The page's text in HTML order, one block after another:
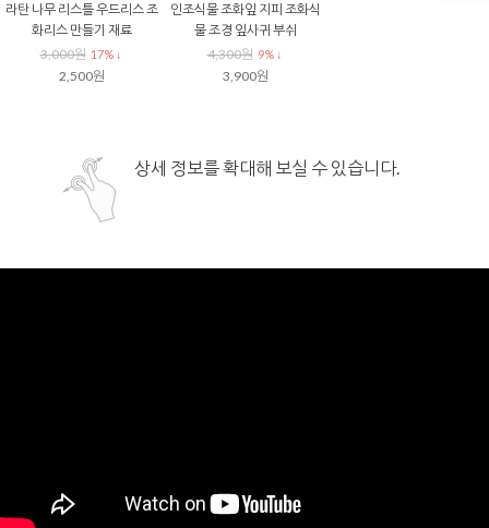
라탄 나무 리스틀 우드리스 조
화리스 만들기 재료
3,000원 17% ↓
2,500원
인조식물 조화잎 지피 조화식
물 조경 잎사귀 부쉬
4,300원 9% ↓
3,900원
상세 정보를 확대해 보실 수 있습니다.